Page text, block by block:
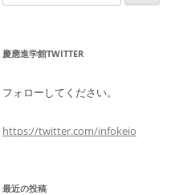
索:
慶應進学館TWITTER
フォローしてください。
https://twitter.com/infokeio
最近の投稿